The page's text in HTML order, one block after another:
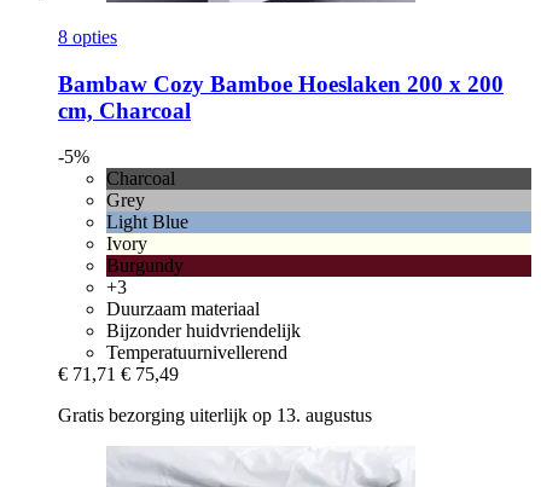
8 opties
Bambaw Cozy Bamboe Hoeslaken 200 x 200
cm, Charcoal
-5%
Charcoal
Grey
Light Blue
Ivory
Burgundy
+3
Duurzaam materiaal
Bijzonder huidvriendelijk
Temperatuurnivellerend
€ 71,71 € 75,49
Gratis bezorging uiterlijk op 13. augustus